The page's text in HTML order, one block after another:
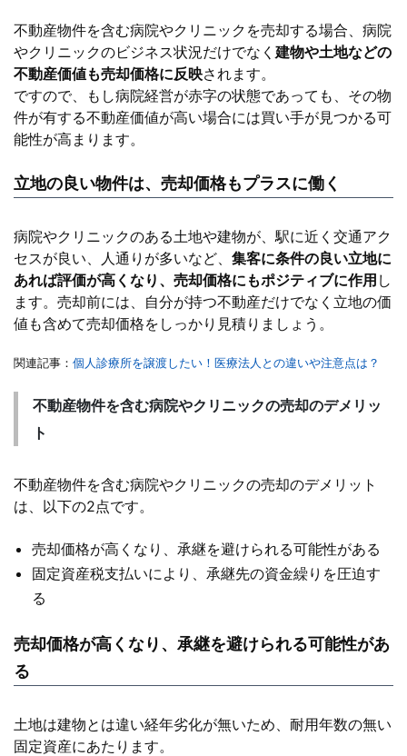
不動産物件を含む病院やクリニックを売却する場合、病院
やクリニックのビジネス状況だけでなく 建物や土地などの
不動産価値も売却価格に反映されます。
ですので、もし病院経営が赤字の状態であっても、その物
件が有する不動産価値が高い場合には買い手が見つかる可
能性が高まります。
立地の良い物件は、売却価格もプラスに働く
病院やクリニックのある土地や建物が、駅に近く交通アク
セスが良い、人通りが多いなど、 集客に条件の良い立地に
あれば評価が高くなり、売却価格にもポジティブに作用 し
ます。売却前には、自分が持つ不動産だけでなく立地の価
値も含めて売却価格をしっかり見積りましょう。
関連記事： 個人診療所を譲渡したい！医療法人との違いや注意点は？
不動産物件を含む病院やクリニックの売却のデメリッ
ト
不動産物件を含む病院やクリニックの売却のデメリット
は、以下の2点です。
売却価格が高くなり、承継を避けられる可能性がある
固定資産税支払いにより、承継先の資金繰りを圧迫す
る
売却価格が高くなり、承継を避けられる可能性があ
る
土地は建物とは違い経年劣化が無いため、耐用年数の無い
固定資産にあたります。